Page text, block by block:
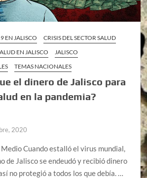
EN JALISCO
CRISIS DEL SECTOR SALUD
EN JALISCO
JALISCO
TEMAS NACIONALES
el dinero de Jalisco para
en la pandemia?
2020
Medio Cuando estalló el virus mundial,
de Jalisco se endeudó y recibió dinero
no protegió a todos los que debía. …